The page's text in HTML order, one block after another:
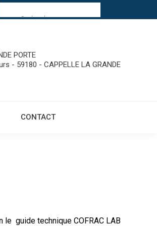
PORTE
- 59180 - CAPPELLE LA GRANDE
CONTACT
le guide technique COFRAC LAB